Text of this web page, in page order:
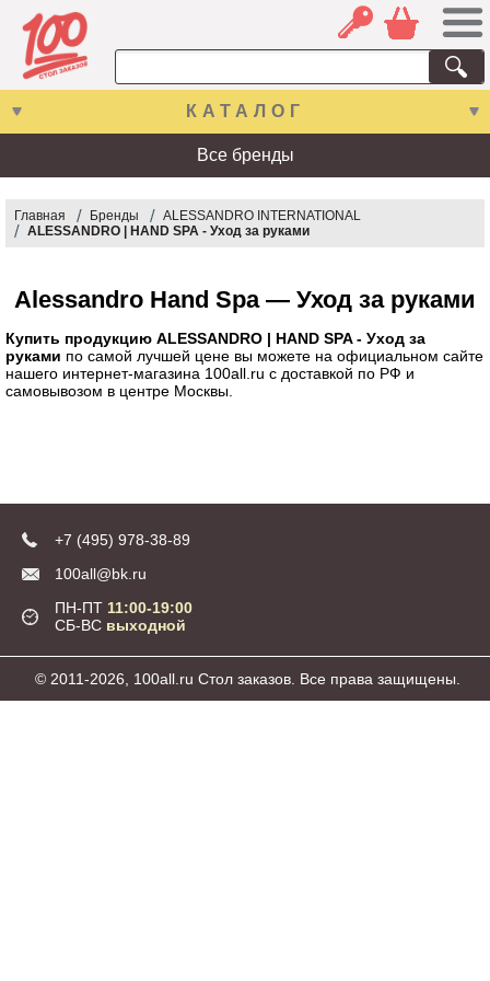
КАТАЛОГ
Все бренды
Главная Бренды
ALESSANDRO INTERNATIONAL
ALESSANDRO | HAND SPA - Уход за руками
Alessandro Hand Spa — Уход за руками
Купить продукцию ALESSANDRO | HAND SPA - Уход за
руками по самой лучшей цене вы можете на официальном сайте
нашего интернет-магазина 100all.ru с доставкой по РФ и
самовывозом в центре Москвы.
+7 (495) 978-38-89
100all@bk.ru
ПН-ПТ 11:00-19:00
СБ-ВС выходной
© 2011-2026, 100all.ru Стол заказов. Все права защищены.